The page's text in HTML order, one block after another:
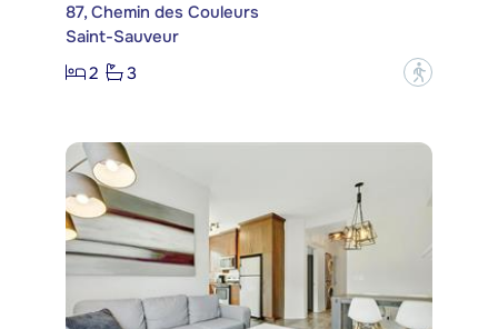
87, Chemin des Couleurs
Saint-Sauveur
2
3 ?